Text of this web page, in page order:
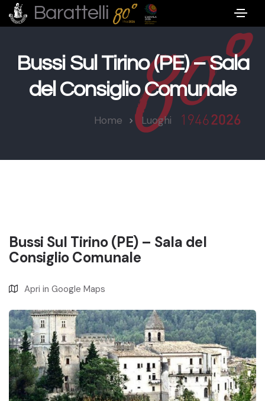
Barattelli
Bussi Sul Tirino (PE) – Sala
del Consiglio Comunale
Home Luoghi
Bussi Sul Tirino (PE) – Sala del
Consiglio Comunale
Apri in Google Maps